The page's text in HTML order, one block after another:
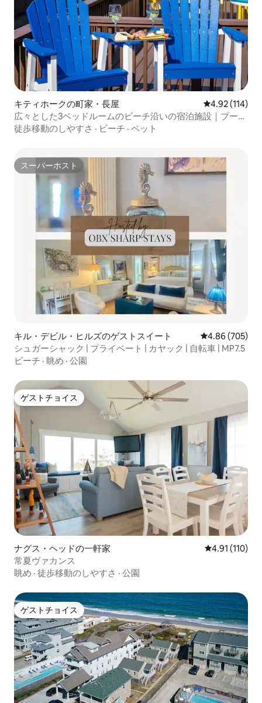
キティホークの町家・長屋 レビュー114
4.92 (114)
広々とした3ベッドルームのビーチ沿いの宿泊施設｜プー
ル、自転車付き
徒歩移動のしやすさ · ビーチ · ペット
スーパーホスト
スーパーホスト
キル・デビル・ヒルズのゲストスイート レビュー705
4.86 (705)
シュガーシャック | プライベート | カヤック | 自転車 | MP7.5
ビーチ · 眺め · 公園
ゲストチョイス
ゲストチョイス
ナグス・ヘッドの一軒家 レビュー110
4.91 (110)
常夏ヴァカンス
眺め · 徒歩移動のしやすさ · 公園
ゲストチョイス
ゲストチョイス